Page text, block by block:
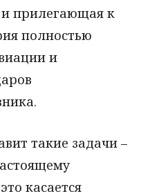
прилегающая к
полностью
и
такие задачи –
касается